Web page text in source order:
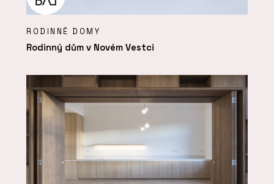
RODINNÉ DOMY
Rodinný dům v Novém Vestci